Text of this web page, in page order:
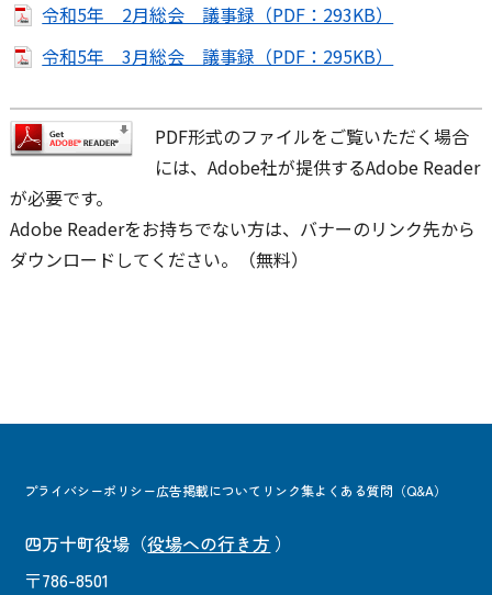
令和5年 2月総会 議事録（PDF：293KB）
令和5年 3月総会 議事録（PDF：295KB）
PDF形式のファイルをご覧いただく場合
には、Adobe社が提供するAdobe Reader
が必要です。
Adobe Readerをお持ちでない方は、バナーのリンク先から
ダウンロードしてください。（無料）
プライバシーポリシー広告掲載について リンク集よくある質問（Q&A）
四万十町役場 （役場への行き方 ）
〒786-8501